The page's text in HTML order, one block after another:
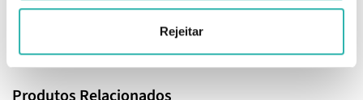
Rejeitar
Ethylhexylglycerin, Disodium EDTA.